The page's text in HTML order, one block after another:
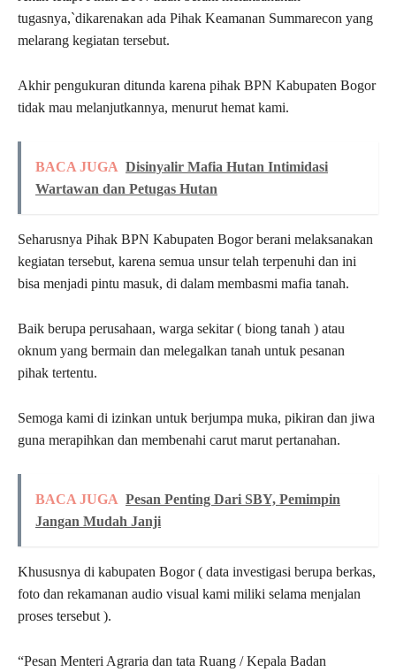
tugasnya,`dikarenakan ada Pihak Keamanan Summarecon yang
melarang kegiatan tersebut.
Akhir pengukuran ditunda karena pihak BPN Kabupaten Bogor
tidak mau melanjutkannya, menurut hemat kami.
BACA JUGA Disinyalir Mafia Hutan Intimidasi
Wartawan dan Petugas Hutan
Seharusnya Pihak BPN Kabupaten Bogor berani melaksanakan
kegiatan tersebut, karena semua unsur telah terpenuhi dan ini
bisa menjadi pintu masuk, di dalam membasmi mafia tanah.
Baik berupa perusahaan, warga sekitar ( biong tanah ) atau
oknum yang bermain dan melegalkan tanah untuk pesanan
pihak tertentu.
Semoga kami di izinkan untuk berjumpa muka, pikiran dan jiwa
guna merapihkan dan membenahi carut marut pertanahan.
BACA JUGA Pesan Penting Dari SBY, Pemimpin
Jangan Mudah Janji
Khususnya di kabupaten Bogor ( data investigasi berupa berkas,
foto dan rekamanan audio visual kami miliki selama menjalan
proses tersebut ).
“Pesan Menteri Agraria dan tata Ruang / Kepala Badan